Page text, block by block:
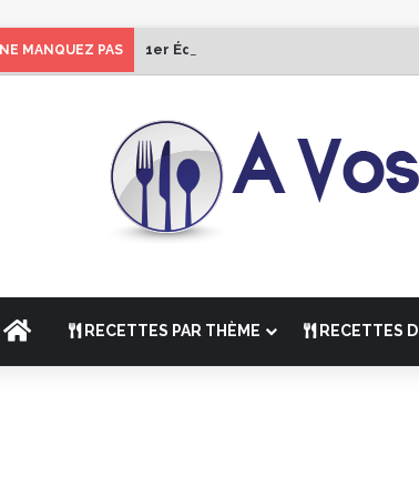
NE MANQUEZ PAS 1er Édition de “La Semaine des
ACCUEILRECETTES PAR THÈME RECETTES